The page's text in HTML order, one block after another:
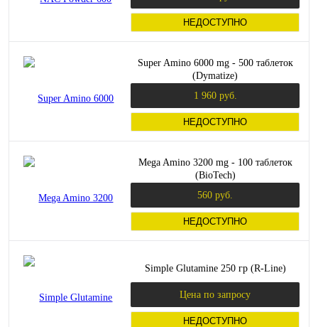
НЕДОСТУПНО
Super Amino 6000 mg - 500 таблеток
(Dymatize)
1 960 руб.
НЕДОСТУПНО
Mega Amino 3200 mg - 100 таблеток
(BioTech)
560 руб.
НЕДОСТУПНО
Simple Glutamine 250 гр (R-Line)
Цена по запросу
НЕДОСТУПНО